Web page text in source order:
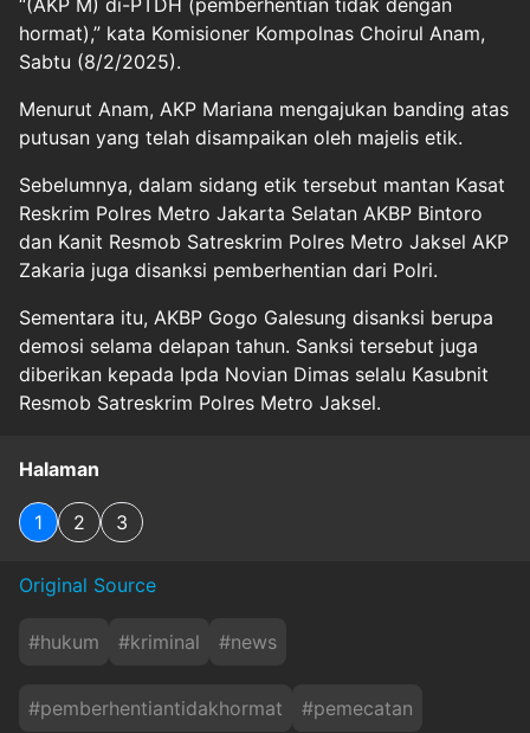
hormat),” kata Komisioner Kompolnas Choirul Anam,
Sabtu (8/2/2025).
Menurut Anam, AKP Mariana mengajukan banding atas
putusan yang telah disampaikan oleh majelis etik.
Sebelumnya, dalam sidang etik tersebut mantan Kasat
Reskrim Polres Metro Jakarta Selatan AKBP Bintoro
dan Kanit Resmob Satreskrim Polres Metro Jaksel AKP
Zakaria juga disanksi pemberhentian dari Polri.
Sementara itu, AKBP Gogo Galesung disanksi berupa
demosi selama delapan tahun. Sanksi tersebut juga
diberikan kepada Ipda Novian Dimas selalu Kasubnit
Resmob Satreskrim Polres Metro Jaksel.
Halaman
1 2 3
Original Source
#hukum #kriminal #news
#pemberhentiantidakhormat #pemecatan